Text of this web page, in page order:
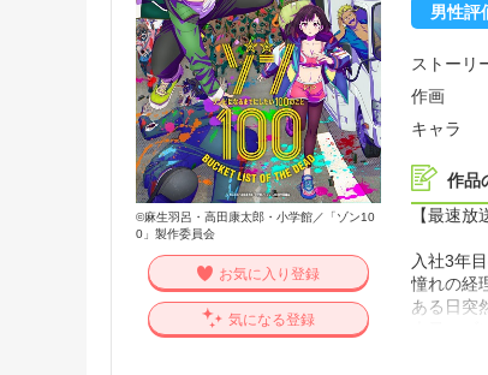
©麻生羽呂・高田康太郎・小学館／「ゾン10
0」製作委員会
お気に入り登録
気になる登録
男性評
ストーリ
作画
キャラ
作品
【最速
⼊社3年
憧れの経
ある⽇突